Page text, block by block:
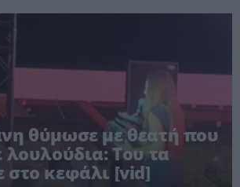
θύμωσε με θεατή που
λουλούδια: Του τα
στο κεφάλι [vid]